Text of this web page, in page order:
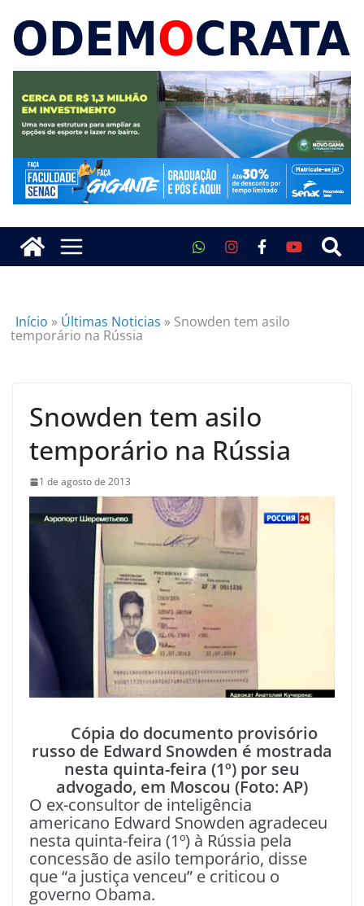
Início » Últimas Noticias » Snowden tem asilo
temporário na Rússia
Snowden tem asilo
temporário na Rússia
1 de agosto de 2013
Cópia do documento provisório
russo de Edward Snowden é mostrada
nesta quinta-feira (1º) por seu
advogado, em Moscou (Foto: AP)
O ex-consultor de inteligência
americano Edward Snowden agradeceu
nesta quinta-feira (1º) à Rússia pela
concessão de asilo temporário, disse
que “a justiça venceu” e criticou o
governo Obama.